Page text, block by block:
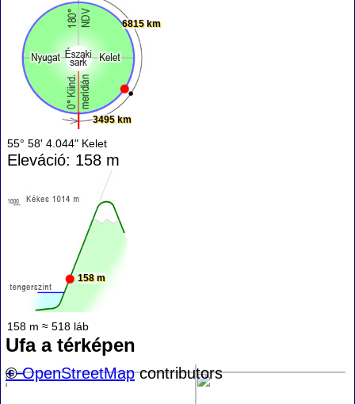
3495 km
6815 km
55° 58' 4.044" Kelet
Eleváció: 158 m
158 m
158 m ≈ 518 láb
Ufa a térképen
+−
©OpenStreetMapcontributors